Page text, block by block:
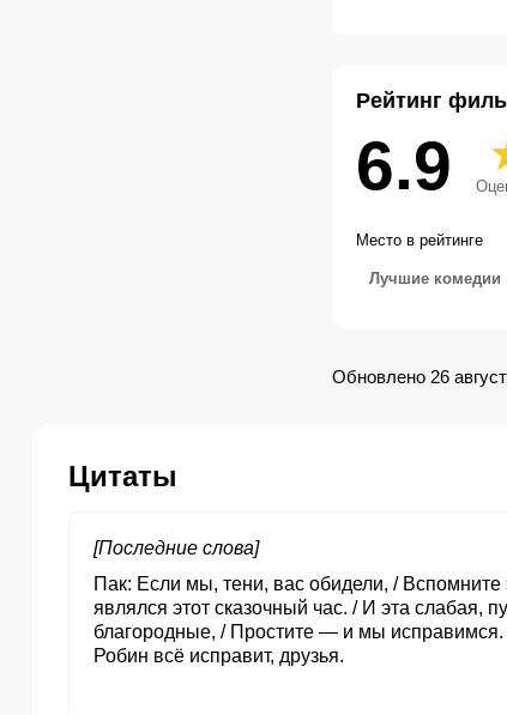
Рейтинг
6.9
Место в рейтинге
Лучшие комедии
Обновлено 26
Цитаты
[Последние слова]
Пак Если мы, тени, вас обидели, /
являлся этот сказочный час. / И эта слабая,
благородные, / Простите — и мы
Робин всё исправит, друзья.